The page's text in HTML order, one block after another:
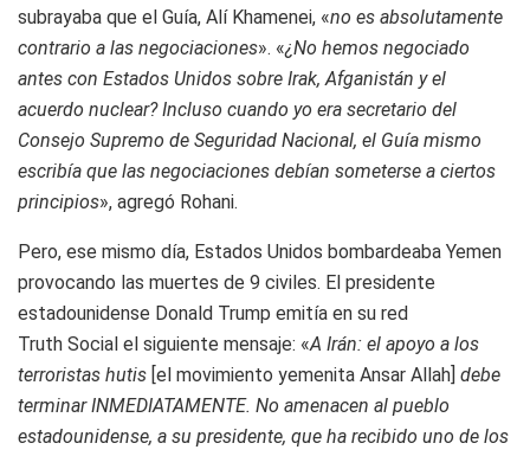
subrayaba que el Guía, Alí Khamenei, «no es absolutamente
contrario a las negociaciones». «¿No hemos negociado
antes con Estados Unidos sobre Irak, Afganistán y el
acuerdo nuclear? Incluso cuando yo era secretario del
Consejo Supremo de Seguridad Nacional, el Guía mismo
escribía que las negociaciones debían someterse a ciertos
principios», agregó Rohani.
Pero, ese mismo día, Estados Unidos bombardeaba Yemen
provocando las muertes de 9 civiles. El presidente
estadounidense Donald Trump emitía en su red
Truth Social el siguiente mensaje: «A Irán: el apoyo a los
terroristas hutis [el movimiento yemenita Ansar Allah] debe
terminar INMEDIATAMENTE. No amenacen al pueblo
estadounidense, a su presidente, que ha recibido uno de los